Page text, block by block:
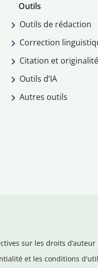
Outils
Outils de rédaction
Correction
Citation et originalité
Outils d’IA
Autres outils
sur les droits d’auteur
et les conditions